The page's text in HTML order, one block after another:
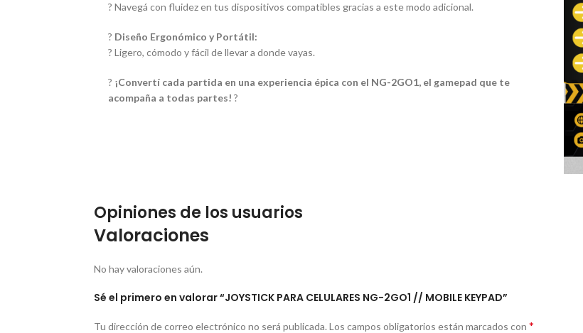
? Navegá con fluidez en tus dispositivos compatibles gracias a este modo adicional.
? Diseño Ergonómico y Portátil:
? Ligero, cómodo y fácil de llevar a donde vayas.
? ¡Convertí cada partida en una experiencia épica con el NG-2GO1, el gamepad que te
acompaña a todas partes! ?
Opiniones de los usuarios
Valoraciones
No hay valoraciones aún.
Sé el primero en valorar “JOYSTICK PARA CELULARES NG-2GO1 // MOBILE KEYPAD”
Tu dirección de correo electrónico no será publicada. Los campos obligatorios están marcados con *